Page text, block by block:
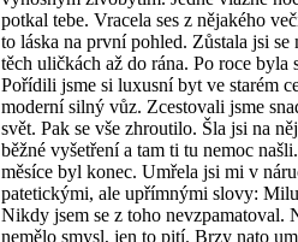
potkal tebe. Vracela ses z nějakého
to láska na první pohled. Zůstala jsi se
těch uličkách až do rána. Po roce byla
Pořídili jsme si luxusní byt ve starém
moderní silný vůz. Zcestovali jsme
svět. Pak se vše zhroutilo. Šla jsi na
běžné vyšetření a tam ti tu nemoc
měsíce byl konec. Umřela jsi mi v
patetickými, ale upřímnými slovy:
Nikdy jsem se z toho nevzpamatoval.
nemělo smysl, jen to pití. Brzy nato